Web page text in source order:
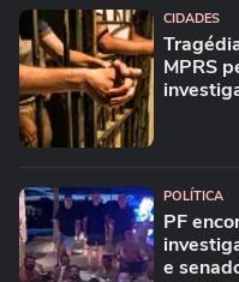
CIDADES
MPRS
POLÍTICA
PF
e